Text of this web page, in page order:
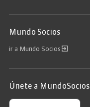
Mundo Socios
ir a Mundo Socios
Únete a MundoSocios